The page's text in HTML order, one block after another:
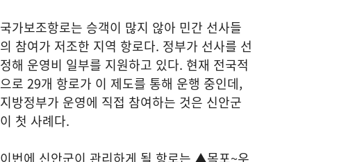
국가보조항로는 승객이 많지 않아 민간 선사들
의 참여가 저조한 지역 항로다. 정부가 선사를 선
정해 운영비 일부를 지원하고 있다. 현재 전국적
으로 29개 항로가 이 제도를 통해 운행 중인데,
지방정부가 운영에 직접 참여하는 것은 신안군
이 첫 사례다.
이번에 신안군이 관리하게 될 항로는 ▲목포~우